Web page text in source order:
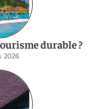
durable ?
2026